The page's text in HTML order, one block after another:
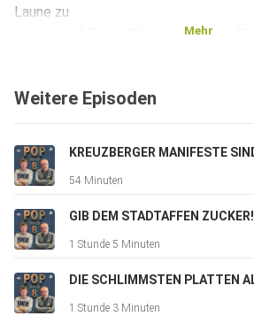
Laune zu
verbreiten? Eben! "Pop nach 8", der
popnach8.berlinKONTAKT:
https://popnach8.berlin
Mehr
Weitere Episoden
54 Minuten
1 Stunde 5 Minuten
1 Stunde 3 Minuten